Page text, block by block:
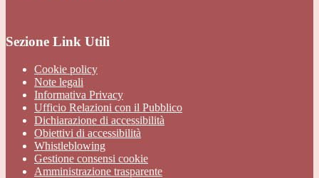
Sezione Link Utili
Cookie policy
Note legali
Informativa Privacy
Ufficio Relazioni con il Pubblico
Dichiarazione di accessibilità
Obiettivi di accessibilità
Whistleblowing
Gestione consensi cookie
Amministrazione trasparente